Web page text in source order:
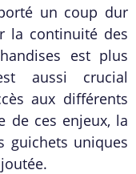
un coup dur
la continuité des
est plus
aussi crucial
aux différents
de ces enjeux, la
guichets uniques